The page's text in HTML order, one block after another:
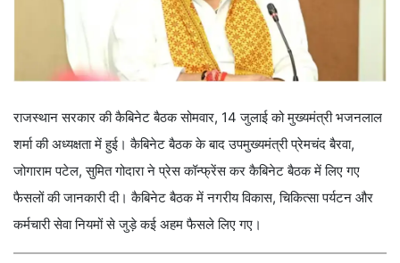
राजस्थान सरकार की कैबिनेट बैठक सोमवार, 14 जुलाई को मुख्यमंत्री भजनलाल
शर्मा की अध्यक्षता में हुई। कैबिनेट बैठक के बाद उपमुख्यमंत्री प्रेमचंद बैरवा,
जोगाराम पटेल, सुमित गोदारा ने प्रेस कॉन्फ्रेंस कर कैबिनेट बैठक में लिए गए
फैसलों की जानकारी दी। कैबिनेट बैठक में नगरीय विकास, चिकित्सा पर्यटन और
कर्मचारी सेवा नियमों से जुड़े कई अहम फैसले लिए गए।